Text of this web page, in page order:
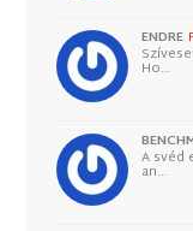
ENDRE
Ho…
A svéd
an…